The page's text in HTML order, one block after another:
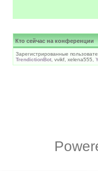
Кто сейчас на конференции
Зарегистрированные
TrendictionBot , vvikf, xelena555,